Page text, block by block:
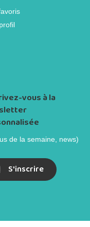
vous à la
de la semaine, news)
S'inscrire